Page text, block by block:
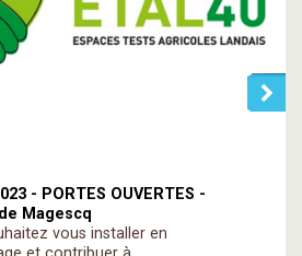
- PORTES OUVERTES -
Magescq
vous installer en